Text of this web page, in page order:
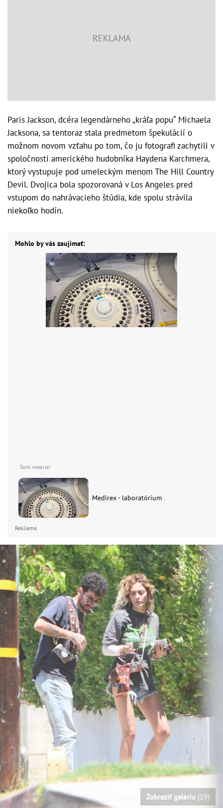
Paris Jackson, dcéra legendárneho „kráľa popu“ Michaela
Jacksona, sa tentoraz stala predmetom špekulácií o
možnom novom vzťahu po tom, čo ju fotografi zachytili v
spoločnosti amerického hudobníka Haydena Karchmera,
ktorý vystupuje pod umeleckým menom The Hill Country
Devil. Dvojica bola spozorovaná v Los Angeles pred
vstupom do nahrávacieho štúdia, kde spolu strávila
niekoľko hodín.
Mohlo by vás zaujímať:
Medirex - laboratórium
Reklama
Zobraziť galériu (19)